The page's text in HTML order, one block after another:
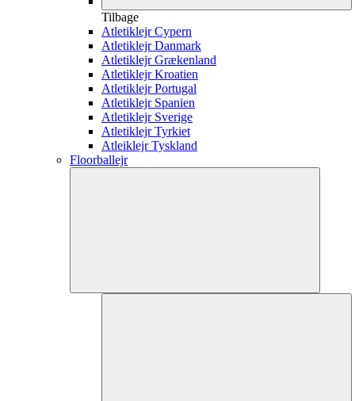
Tilbage
Atletiklejr Cypern
Atletiklejr Danmark
Atletiklejr Grækenland
Atletiklejr Kroatien
Atletiklejr Portugal
Atletiklejr Spanien
Atletiklejr Sverige
Atletiklejr Tyrkiet
Atleiklejr Tyskland
Floorballejr